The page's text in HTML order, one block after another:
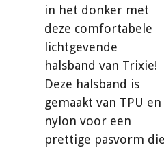
in het donker met
deze comfortabele
lichtgevende
halsband van Trixie!
Deze halsband is
gemaakt van TPU en
nylon voor een
prettige pasvorm die